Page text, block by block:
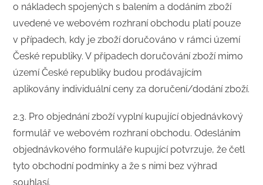
o nákladech spojených s balením a dodáním zboží
uvedené ve webovém rozhraní obchodu platí pouze
v případech, kdy je zboží doručováno v rámci území
České republiky. V případech doručování zboží mimo
území České republiky budou prodávajícím
aplikovány individuální ceny za doručení/dodání zboží.
2.3. Pro objednání zboží vyplní kupující objednávkový
formulář ve webovém rozhraní obchodu. Odesláním
objednávkového formuláře kupující potvrzuje, že četl
tyto obchodní podmínky a že s nimi bez výhrad
souhlasí.